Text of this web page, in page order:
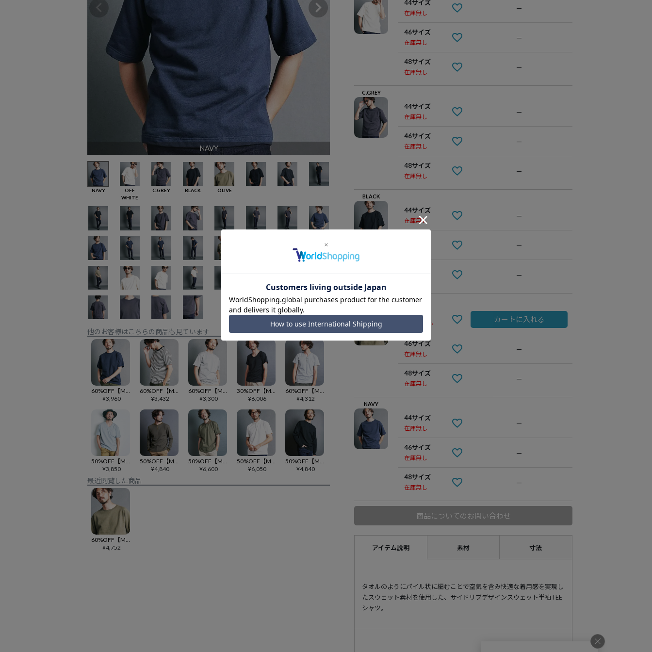
NAVY OFF WHITE
NAVY
OFF
WHITE
C.GREY BLACK OLIVE
他のお客様はこちらの商品も見ています
60%OFF【Magine(マージン)】CTN SIDE RIB SWEAT C-N TEE スウェットTシャツ(2422-017)
¥3,960
60%OFF【Magine(マージン)】CTN BORDER C-N TEE S-S ボーダーTシャツ(2422-020)
¥3,432
60%OFF【Magine(マージン)】COMPRESSION JERSEY C-N PKT TEE S-S Tシャツ(2422-010)
¥3,300
30%OFF【Magine(マージン)】SUPIMA CTN BASIC U-N TEE S-S Tシャツ(2522-015)
¥6,006
60%OFF【Magine(マージン)】BD CTN V-N HENLY S-S Tシャツ(2522-016)
¥4,312
50%OFF【Magine(マージン)】CTN OPEN END HEAVY V-N TEE S-S VネックTシャツ(2522-009)
¥3,850
50%OFF【Magine(マージン)】CTN WAFFLE HENLY-N L-S ヘンリーネックカットソー(2412-014)
¥4,840
50%OFF【Magine(マージン)】CTN COMPACT SWEAT POLO S-S ポロシャツ(2522-006)
¥6,600
50%OFF【Magine(マージン)】 CTN MINI SWEAT POLO S-S ポロシャツ(2422-025)
¥6,050
50%OFF【Magine(マージン)】CTN EMBROIDERY FOOTBALL TEE L-S フットボールカットソー(2512-009)
¥4,840
最近閲覧した商品
60%OFF【Magine(マージン)】ORGANIC CTN SWEAT RAGLAN C-N TEE S-S スウェットTシャツ(2422-019)
¥4,752
44サイズ
在庫無し
—
46サイズ
在庫無し
—
48サイズ
在庫無し
—
C.GREY
44サイズ
在庫無し
—
46サイズ
在庫無し
—
48サイズ
在庫無し
—
BLACK
44サイズ
在庫無し
—
—
—
OLIVE
44サイズ
残りわずか
カートに入れる
46サイズ
在庫無し
—
48サイズ
在庫無し
—
NAVY
44サイズ
在庫無し
—
46サイズ
在庫無し
—
48サイズ
在庫無し
—
商品についてのお問い合わせ
アイテム説明 素材 寸法
タオルのようにパイル状に編むことで空気を含み快適な着用感を実現し
たスウェット素材を使用した、サイドリブデザインスウェット半袖TEE
シャツ。